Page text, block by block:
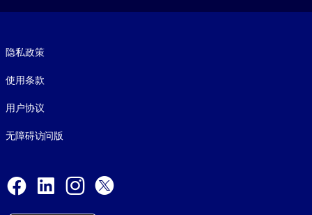
隐私政策
使用条款
用户协议
无障碍访问版
Facebook
LinkedInInstagram